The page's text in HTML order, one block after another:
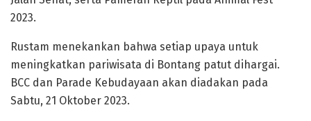
2023.
Rustam menekankan bahwa setiap upaya untuk
meningkatkan pariwisata di Bontang patut dihargai.
BCC dan Parade Kebudayaan akan diadakan pada
Sabtu, 21 Oktober 2023.